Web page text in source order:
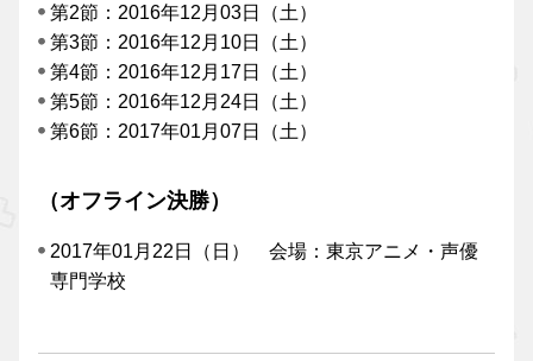
第2節：2016年12月03日（土）
第3節：2016年12月10日（土）
第4節：2016年12月17日（土）
第5節：2016年12月24日（土）
第6節：2017年01月07日（土）
（オフライン決勝）
2017年01月22日（日） 会場：東京アニメ・声優
専門学校